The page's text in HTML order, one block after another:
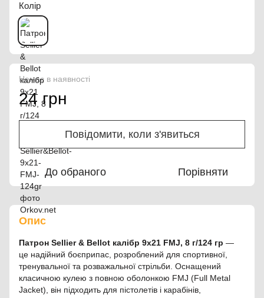
Колір
Немає в наявності
24 грн
Повідомити, коли з'явиться
До обраного Порівняти
Опис
Патрон Sellier & Bellot калібр 9x21 FMJ, 8 г/124 гр —
це надійний боєприпас, розроблений для спортивної,
тренувальної та розважальної стрільби. Оснащений
класичною кулею з повною оболонкою FMJ (Full Metal
Jacket), він підходить для пістолетів і карабінів,